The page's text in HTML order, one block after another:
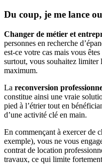
Du coup, je me lance
Changer de métier et
personnes en recherche
est-ce votre cas mais vous
surtout, vous souhaitez limiter
maximum.
La reconversion
constitue ainsi une vraie
pied à l’étrier tout en
d’une activité clé en main.
En commençant à exercer de
exemple), vous ne vous
contrat de location
travaux, ce qui limite